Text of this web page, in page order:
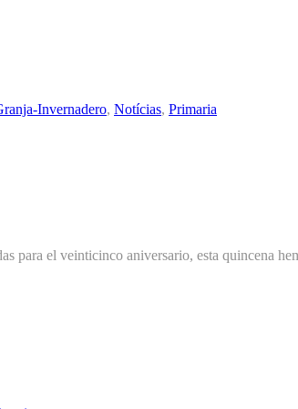
Invernadero, Notícias, Primaria
para el veinticinco aniversario, esta quincena